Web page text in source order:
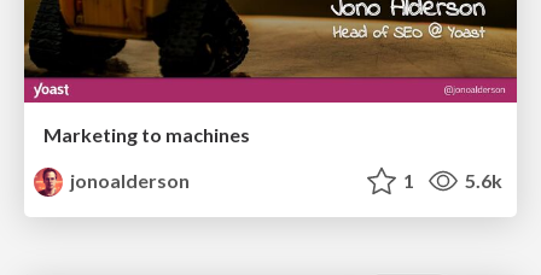
Marketing to machines
jonoalderson
1 5.6k